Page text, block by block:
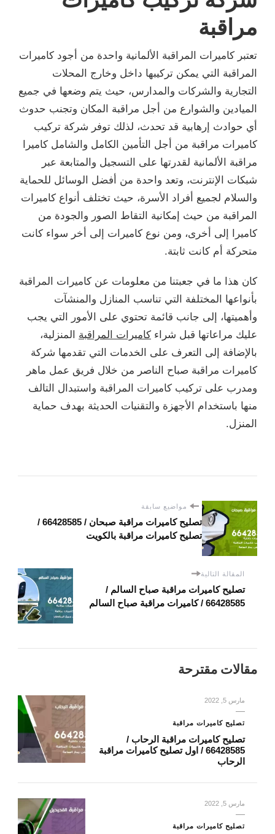
مراقبة
تعتبر كاميرات المراقبة الألمانية واحدة من أجود كاميرات
المراقبة التي يمكن تركيبها داخل وخارج المحلات
التجارية والشركات والمدارس، حيث يتم وضعها في جميع
الميادين والشوارع من أجل مراقبة المكان وتجنب حدوث
أي حوادث إرهابية قد تحدث، لذلك توفر شركة تركيب
كاميرات مراقبة من أجل التأمين الكامل والشامل كاميرا
مراقبة الألمانية لقدرتها على التسجيل والمتابعة عبر
شبكات الإنترنت، وتعد واحدة من أفضل الوسائل للحماية
والسلام لجميع أفراد الأسرة، حيث تختلف أنواع كاميرات
المراقبة من حيث إمكانية التقاط الصور والجودة من
كاميرا إلى أخرى، ومن نوع كاميرات إلى أخر سواء كانت
متحركة أم كانت ثابتة.
كان هذا ما في جعبتنا من معلومات عن كاميرات المراقبة
بأنواعها المختلفة التي تناسب المنازل والمنشآت
وأهميتها، إلى جانب قائمة تحتوي على الأمور التي يجب
عليك مراعاتها قبل شراء كاميرات المراقبة المنزلية،
بالإضافة إلى التعرف على الخدمات التي تقدمها شركة
كاميرات مراقبة صباح الناصر من خلال فريق عمل ماهر
ومدرب على تركيب كاميرات المراقبة واستبدال التالف
منها باستخدام الأجهزة والتقنيات الحديثة بهدف حماية
المنزل.
مواضيع سابقة
تصليح كاميرات مراقبة صبحان / 66428585 /
تصليح كاميرات مراقبة بالكويت
المقالة التالية
تصليح كاميرات مراقبة صباح السالم /
66428585 / كاميرات مراقبة صباح السالم
مقالات مقترحة
مارس 5, 2022
تصليح كاميرات مراقبة
تصليح كاميرات مراقبة الرحاب /
66428585 / اول تصليح كاميرات مراقبة
الرحاب
مارس 5, 2022
تصليح كاميرات مراقبة